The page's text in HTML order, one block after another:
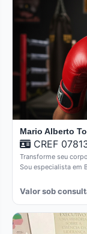
Mario Alberto
CREF
Transforme seu
Sou especialista em
Valor sob